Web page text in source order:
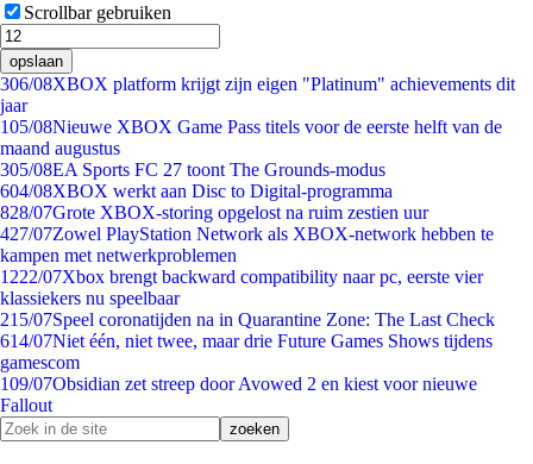
Scrollbar gebruiken
opslaan
306/08XBOX platform krijgt zijn eigen "Platinum" achievements dit
jaar
105/08Nieuwe XBOX Game Pass titels voor de eerste helft van de
maand augustus
305/08EA Sports FC 27 toont The Grounds-modus
604/08XBOX werkt aan Disc to Digital-programma
828/07Grote XBOX-storing opgelost na ruim zestien uur
427/07Zowel PlayStation Network als XBOX-network hebben te
kampen met netwerkproblemen
1222/07Xbox brengt backward compatibility naar pc, eerste vier
klassiekers nu speelbaar
215/07Speel coronatijden na in Quarantine Zone: The Last Check
614/07Niet één, niet twee, maar drie Future Games Shows tijdens
gamescom
109/07Obsidian zet streep door Avowed 2 en kiest voor nieuwe
Fallout